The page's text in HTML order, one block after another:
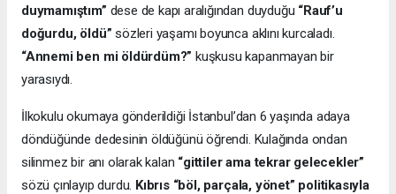
duymamıştım” dese de kapı aralığından duyduğu “Rauf’u
doğurdu, öldü” sözleri yaşamı boyunca aklını kurcaladı.
“Annemi ben mi öldürdüm?”kuşkusu kapanmayan bir
yarasıydı.
İlkokulu okumaya gönderildiği İstanbul’dan 6 yaşında adaya
döndüğünde dedesinin öldüğünü öğrendi. Kulağında ondan
silinmez bir anı olarak kalan “gittiler ama tekrar gelecekler”
sözü çınlayıp durdu. Kıbrıs “böl, parçala, yönet” politikasıyla